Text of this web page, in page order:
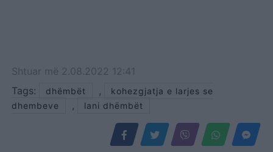
Shtuar më 2.08.2022 12:41
Tags:
dhëmbët ,
kohezgjatja e larjes se
dhembeve
, lani dhëmbët